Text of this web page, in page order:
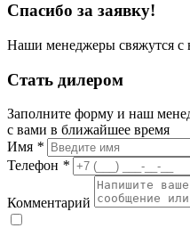
Спасибо за заявку!
Наши менеджеры свяжутся с
Стать дилером
Заполните форму и наш
с вами в ближайшее время
Имя *
Телефон *
Комментарий